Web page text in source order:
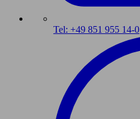
Tel: +49 851 955 14-0